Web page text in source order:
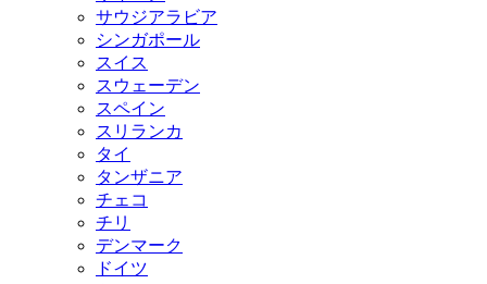
サウジアラビア
シンガポール
スイス
スウェーデン
スペイン
スリランカ
タイ
タンザニア
チェコ
チリ
デンマーク
ドイツ